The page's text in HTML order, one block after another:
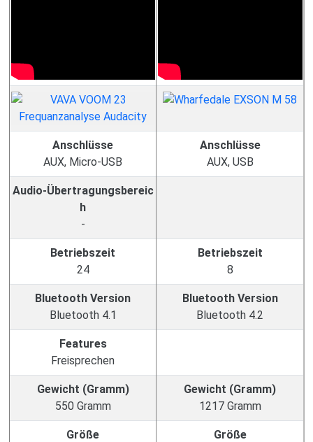
Anschlüsse
AUX, Micro-USB
Anschlüsse
AUX, USB
Audio-Übertragungsbereic
h
-
Betriebszeit
24
Betriebszeit
8
Bluetooth Version
Bluetooth 4.1
Bluetooth Version
Bluetooth 4.2
Features
Freisprechen
Gewicht (Gramm)
550 Gramm
Gewicht (Gramm)
1217 Gramm
Größe
Größe